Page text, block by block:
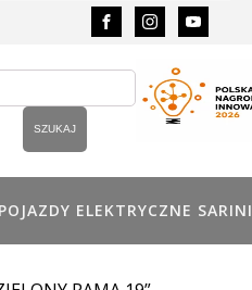
POJAZDY ELEKTRYCZNE SARINI